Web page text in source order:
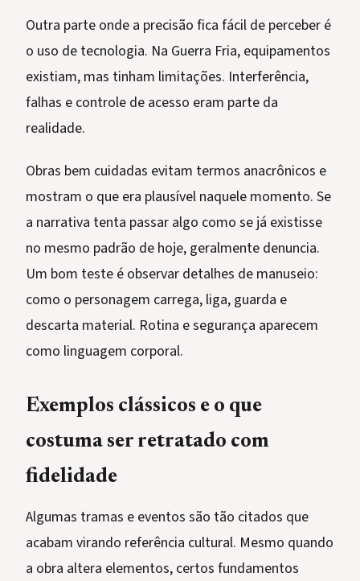
Outra parte onde a precisão fica fácil de perceber é
o uso de tecnologia. Na Guerra Fria, equipamentos
existiam, mas tinham limitações. Interferência,
falhas e controle de acesso eram parte da
realidade.
Obras bem cuidadas evitam termos anacrônicos e
mostram o que era plausível naquele momento. Se
a narrativa tenta passar algo como se já existisse
no mesmo padrão de hoje, geralmente denuncia.
Um bom teste é observar detalhes de manuseio:
como o personagem carrega, liga, guarda e
descarta material. Rotina e segurança aparecem
como linguagem corporal.
Exemplos clássicos e o que
costuma ser retratado com
fidelidade
Algumas tramas e eventos são tão citados que
acabam virando referência cultural. Mesmo quando
a obra altera elementos, certos fundamentos